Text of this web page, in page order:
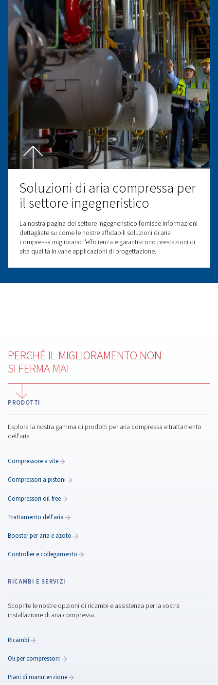
Soluzioni di aria
la lavorazione del legno
Le nostre soluzioni di aria compressa migliorano la
del legno fornendo utensili affidabili, precisi e a basso
Soluzioni di aria
birrifici
compressa e dell'aria per i birrifici. Migliorate
birrificazione con i nostri compressori avanzati,
qualità e coerenza in ogni lotto